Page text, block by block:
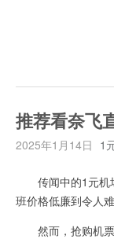
推荐看奈飞
2025年1月14日 1
传闻中的1元机
班价格低廉到令人
然而，抢购机票